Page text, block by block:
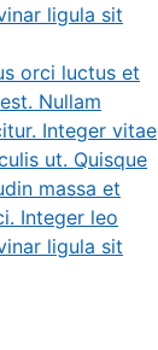
ligula sit
orci luctus et
Nullam
Integer vitae
ut. Quisque
massa et
Integer leo
ligula sit